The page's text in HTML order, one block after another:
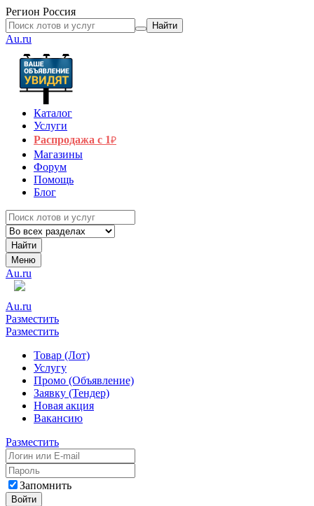
Регион Россия
Найти
Au.ru
Каталог
Услуги
Распродажа с 1₽
Магазины
Форум
Помощь
Блог
Найти
Меню
Au.ru
Au.ru
Разместить
Разместить
Товар (Лот)
Услугу
Промо (Объявление)
Заявку (Тендер)
Новая акция
Вакансию
Разместить
Запомнить
Войти